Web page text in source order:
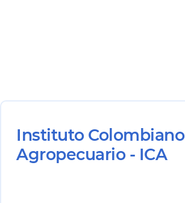
Instituto Colombiano
Agropecuario - ICA